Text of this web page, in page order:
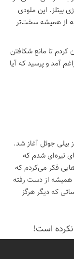
بیتلز. این ملودی
از همیشه سخت‌تر
کردم تا مانع شکافتن
آمد و پرسید که آیا
بیلی جوئل آغاز شد.
تیره‌ای شدم که
فکر می‌کردم که
همیشه از دست رفته
که دیگر هرگز
است!